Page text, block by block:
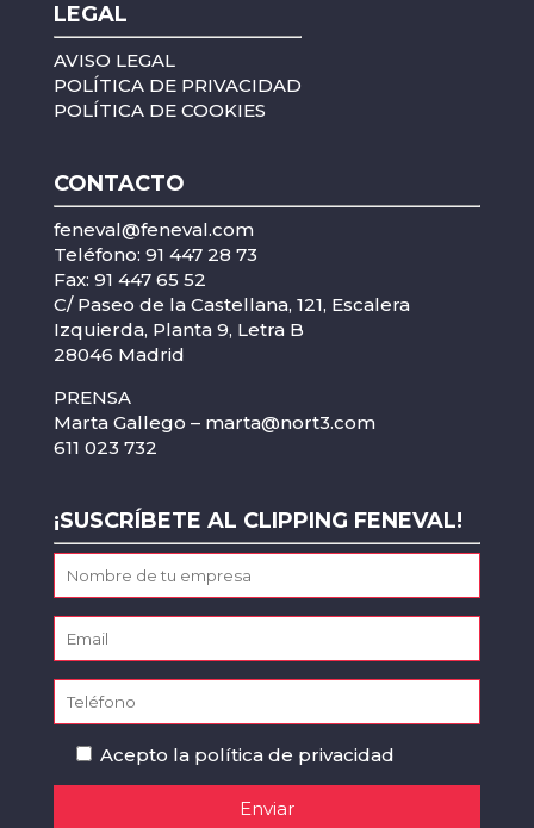
LEGAL
AVISO LEGAL
POLÍTICA DE PRIVACIDAD
POLÍTICA DE COOKIES
CONTACTO
feneval@feneval.com
Teléfono: 91 447 28 73
Fax: 91 447 65 52
C/ Paseo de la Castellana, 121, Escalera
Izquierda, Planta 9, Letra B
28046 Madrid
PRENSA
Marta Gallego – marta@nort3.com
611 023 732
¡SUSCRÍBETE AL CLIPPING FENEVAL!
Acepto la política de privacidad